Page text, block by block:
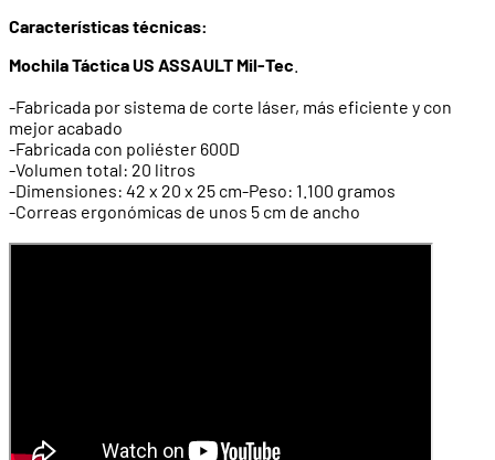
Características técnicas:
Mochila Táctica US ASSAULT Mil-Tec
-Fabricada por sistema de corte láser, más eficiente y con
mejor acabado
-Fabricada con poliéster 600D
-Volumen total: 20 litros
-Dimensiones: 42 x 20 x 25 cm-Peso: 1.100 gramos
-Correas ergonómicas de unos 5 cm de ancho